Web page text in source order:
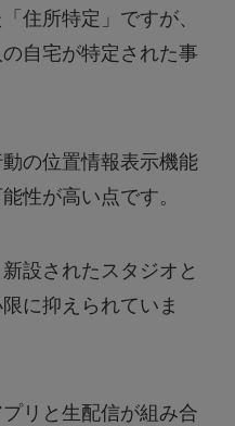
住所特定」ですが、
自宅が特定された事
の位置情報表示機能
性が高い点です。
設されたスタジオと
に抑えられていま
リと生配信が組み合